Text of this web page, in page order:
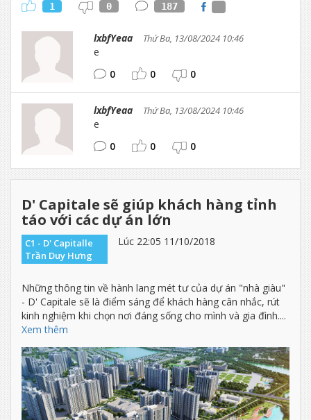
1 0 187
lxbfYeaa Thứ Ba, 13/08/2024 10:46
e
0
0 0
lxbfYeaa Thứ Ba, 13/08/2024 10:46
e
0
0 0
D' Capitale sẽ giúp khách hàng tỉnh
táo với các dự án lớn
C1 - D' Capitalle
Trần Duy Hưng
Lúc 22:05 11/10/2018
Những thông tin về hành lang mét tư của dự án "nhà giàu"
- D' Capitale sẽ là điểm sáng để khách hàng cân nhắc, rút
kinh nghiệm khi chọn nơi đáng sống cho mình và gia đình....
Xem thêm